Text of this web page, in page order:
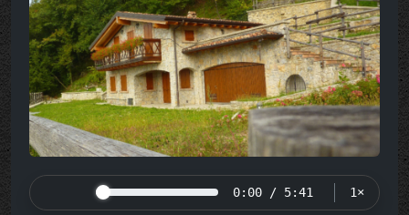
0:00 / 5:41 1×